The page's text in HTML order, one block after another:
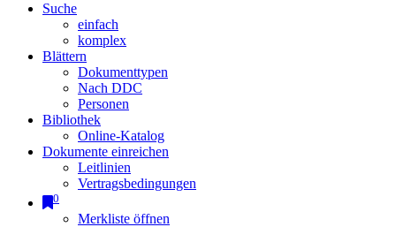
Suche
einfach
komplex
Blättern
Dokumenttypen
Nach DDC
Personen
Bibliothek
Online-Katalog
Dokumente einreichen
Leitlinien
Vertragsbedingungen
0
Merkliste öffnen